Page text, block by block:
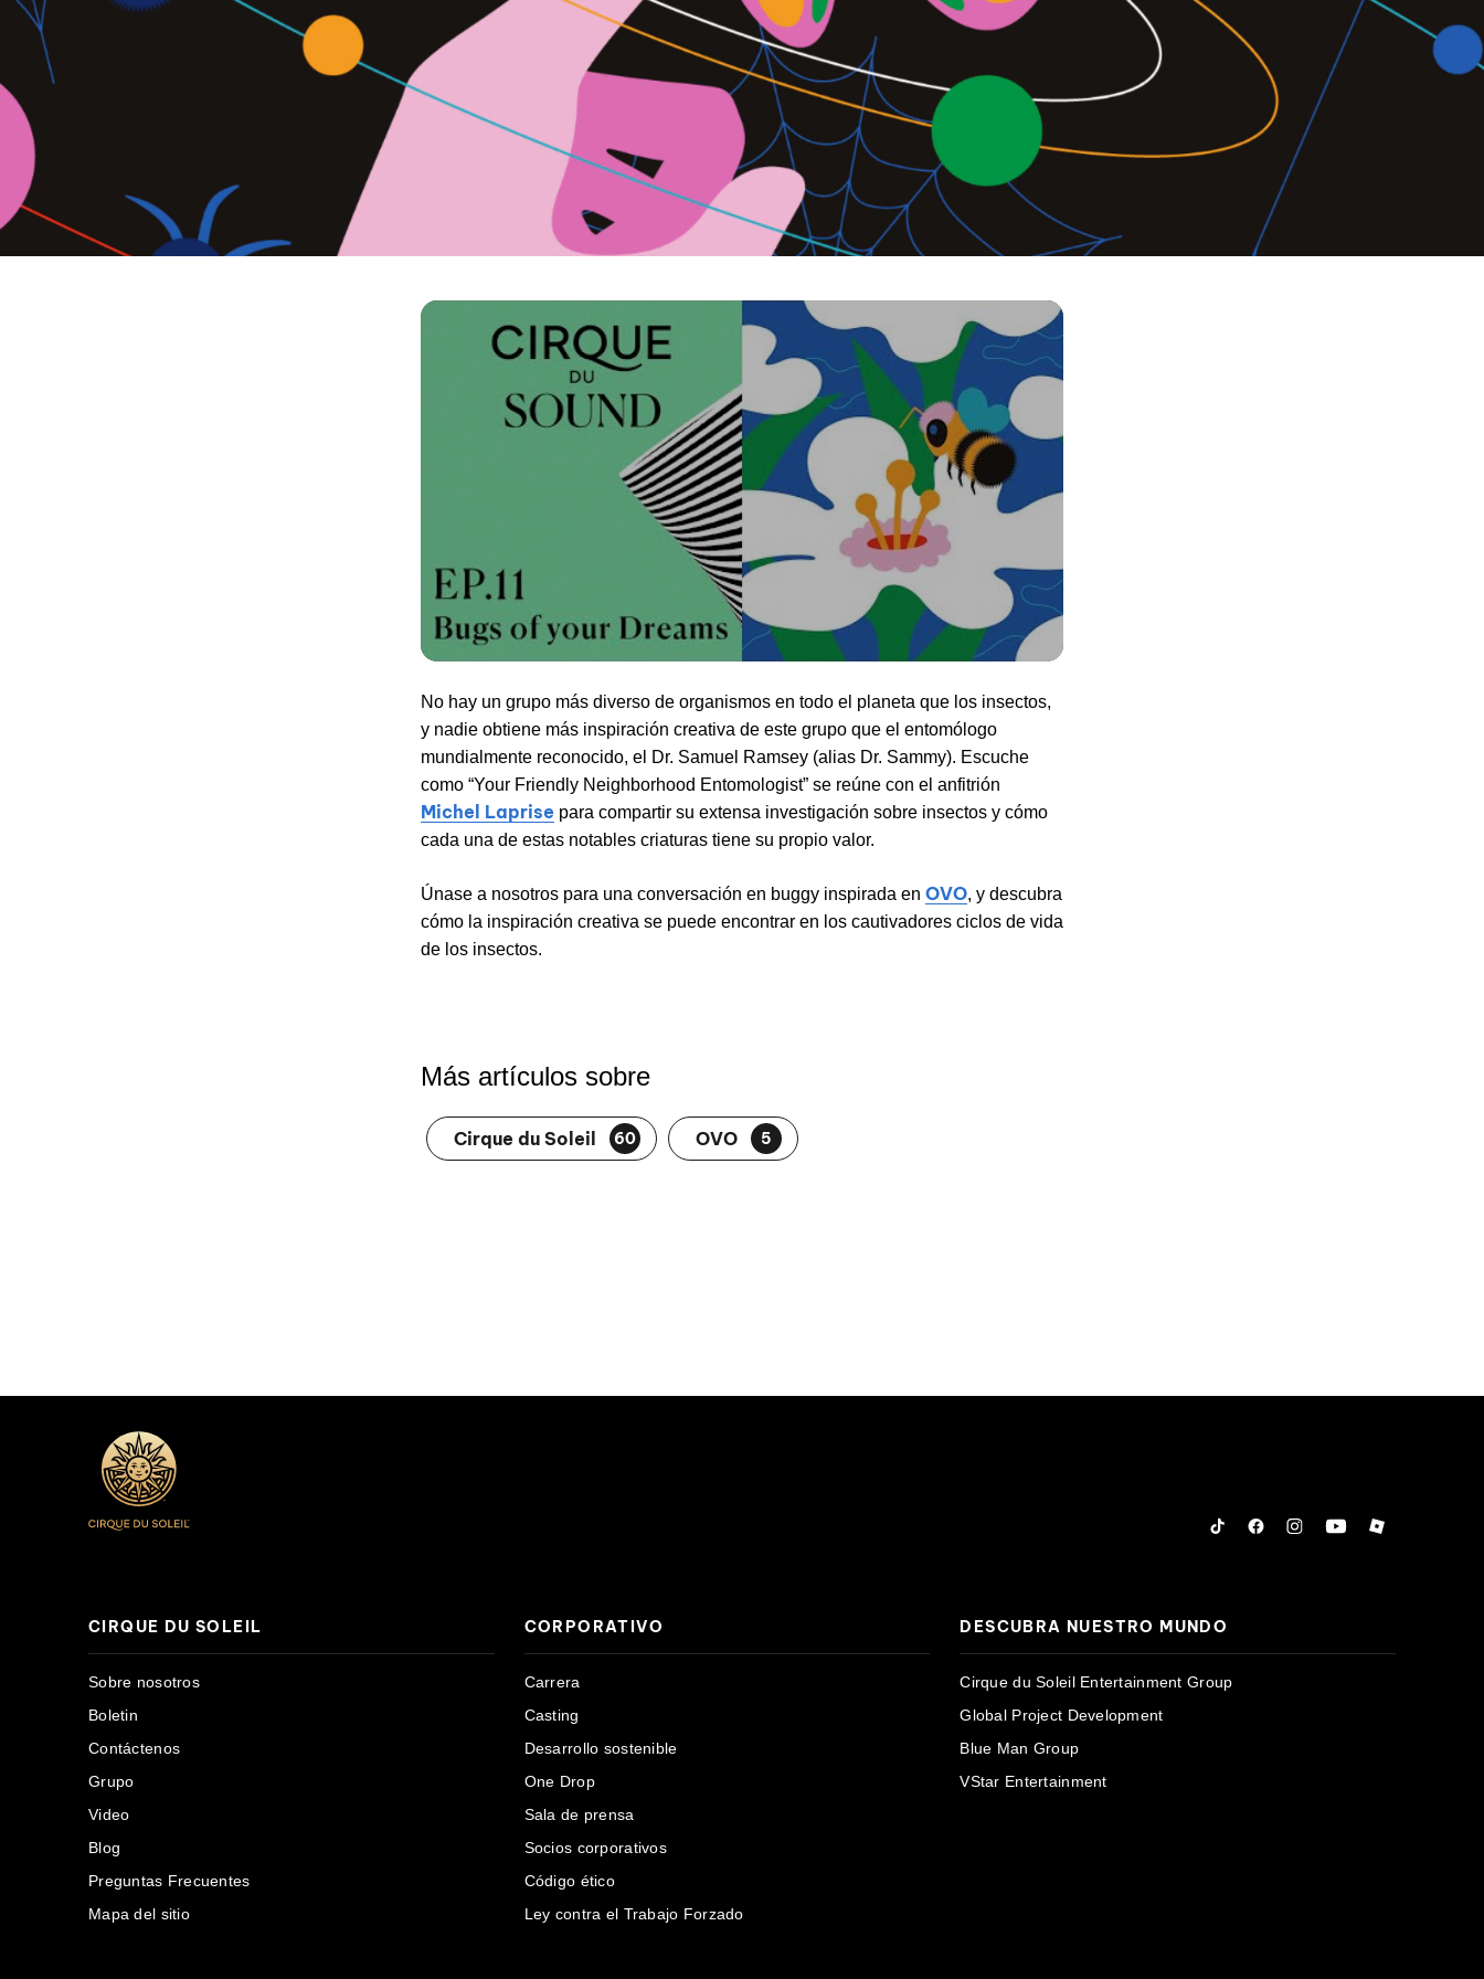
No hay un grupo más diverso de organismos en todo el planeta que los insectos,
y nadie obtiene más inspiración creativa de este grupo que el entomólogo
mundialmente reconocido, el Dr. Samuel Ramsey (alias Dr. Sammy). Escuche
como “Your Friendly Neighborhood Entomologist” se reúne con el anfitrión
Michel Laprise para compartir su extensa investigación sobre insectos y cómo
cada una de estas notables criaturas tiene su propio valor.
Únase a nosotros para una conversación en buggy inspirada en OVO, y descubra
cómo la inspiración creativa se puede encontrar en los cautivadores ciclos de vida
de los insectos.
Más artículos sobre
Cirque du Soleil 60 OVO 5
TiktokFacebook
Instagram
YouTubeRoblox
CIRQUE DU SOLEIL
Sobre nosotros
Boletin
Contáctenos
Grupo
Video
Blog
Preguntas Frecuentes
Mapa del sitio
CORPORATIVO
Carrera
Casting
Desarrollo sostenible
One Drop
Sala de prensa
Socios corporativos
Código ético
Ley contra el Trabajo Forzado
DESCUBRA NUESTRO MUNDO
Cirque du Soleil Entertainment Group
Global Project Development
Blue Man Group
VStar Entertainment